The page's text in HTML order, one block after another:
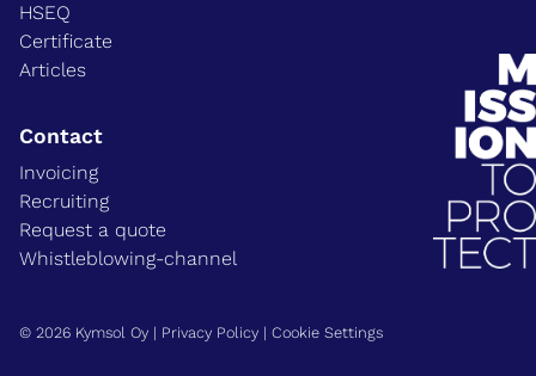
HSEQ
Certificate
Articles
Contact
Invoicing
Recruiting
Request a quote
Whistleblowing-channel
© 2026 Kymsol Oy | Privacy Policy | Cookie Settings